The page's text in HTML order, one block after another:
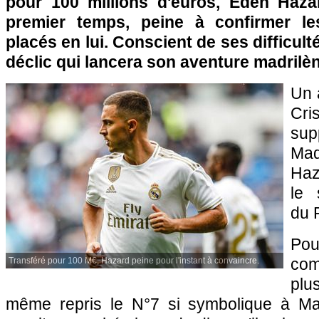
premier temps, peine à confirmer
placés en lui. Conscient de ses
déclic qui lancera son aventure
Transféré pour 100 M€, Hazard peine pour l'instant à convaincre.
Un
le
du
même repris le N°7 si symbolique à